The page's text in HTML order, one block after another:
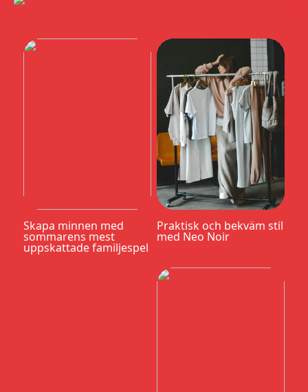
Skapa minnen med
sommarens mest
uppskattade familjespel
Praktisk och bekväm stil
med Neo Noir